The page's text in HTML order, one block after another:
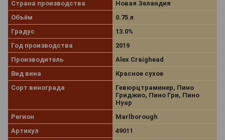
Страна производства
Новая Зеландия
Объём
0.75 л
Градус
13.0%
Год производства
2019
Производитель
Alex Craighead
Вид вина
Красное сухое
Сорт винограда
Гевюрцтраминер, Пино
Гриджио, Пино Гри, Пино
Нуар
Регион
Marlborough
Артикул
49011